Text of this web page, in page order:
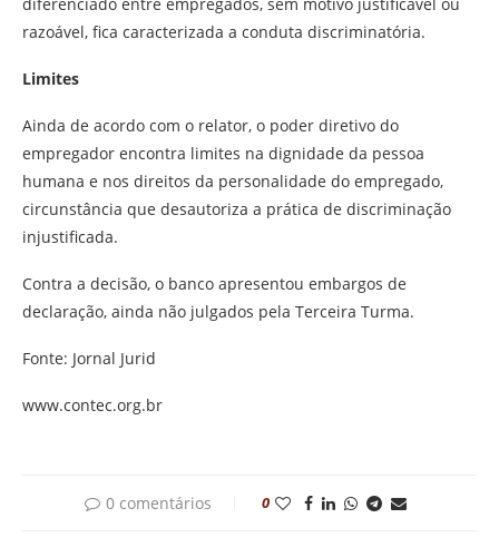
razoável, fica caracterizada a conduta discriminatória.
Limites
Ainda de acordo com o relator, o poder diretivo do
empregador encontra limites na dignidade da pessoa
humana e nos direitos da personalidade do empregado,
circunstância que desautoriza a prática de discriminação
injustificada.
Contra a decisão, o banco apresentou embargos de
declaração, ainda não julgados pela Terceira Turma.
Fonte: Jornal Jurid
www.contec.org.br
0 comentários 0